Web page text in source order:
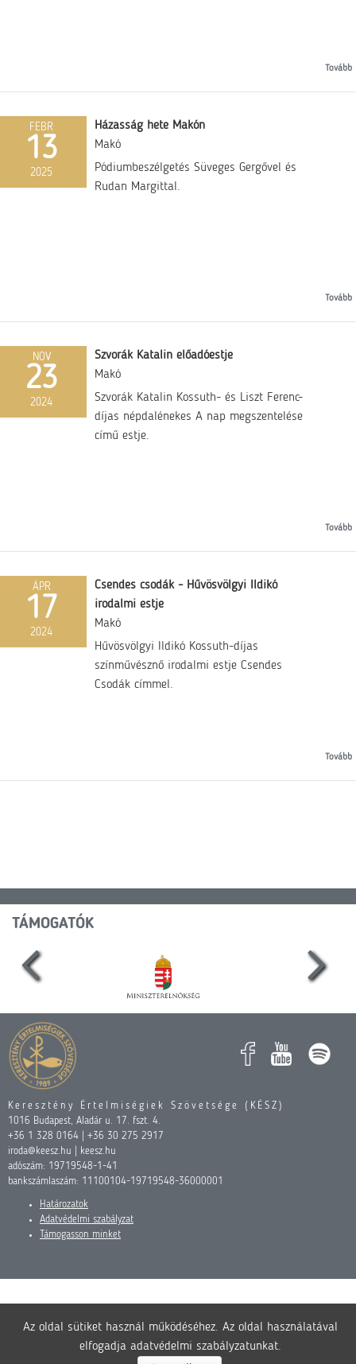
Tovább
FEBR
13
2025
Házasság hete Makón
Makó
Pódiumbeszélgetés Süveges Gergővel és
Rudan Margittal.
Tovább
NOV
23
2024
Szvorák Katalin előadóestje
Makó
Szvorák Katalin Kossuth- és Liszt Ferenc-
díjas népdalénekes A nap megszentelése
című estje.
Tovább
ÁPR
17
2024
Csendes csodák - Hűvösvölgyi Ildikó
irodalmi estje
Makó
Hűvösvölgyi Ildikó Kossuth-díjas
színművésznő irodalmi estje Csendes
Csodák címmel.
Tovább
TÁMOGATÓK
Keresztény Értelmiségiek Szövetsége (KÉSZ)
1016 Budapest, Aladár u. 17. fszt. 4.
+36 1 328 0164 | +36 30 275 2917
iroda@keesz.hu | keesz.hu
adószám: 19719548-1-41
bankszámlaszám: 11100104-19719548-36000001
Határozatok
Adatvédelmi szabályzat
Támogasson minket
Az oldal sütiket használ működéséhez. Az oldal használatával
elfogadja adatvédelmi szabályzatunkat.